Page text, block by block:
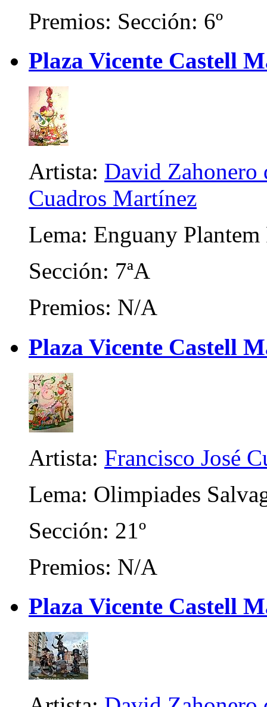
Premios: Sección: 6º
Plaza Vicente Castell
Artista: David Zahonero
Cuadros Martínez
Lema: Enguany Plantem
Sección: 7ªA
Premios: N/A
Plaza Vicente Castell
Artista: Francisco José
Lema: Olimpiades
Sección: 21º
Premios: N/A
Plaza Vicente Castell